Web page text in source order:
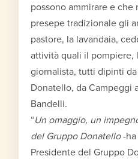
possono ammirare e che
presepe tradizionale gli
pastore, la lavandaia,
attività quali il pompiere,
giornalista, tutti dipinti
Donatello, da Campeggi
Bandelli.
“Un omaggio, un
del Gruppo Donatello-ha
Presidente del Gruppo